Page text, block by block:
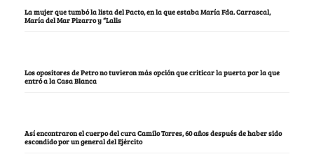
La mujer que tumbó la lista del Pacto, en la que estaba María Fda. Carrascal,
María del Mar Pizarro y “Lalis
Los opositores de Petro no tuvieron más opción que criticar la puerta por la que
entró a la Casa Blanca
Así encontraron el cuerpo del cura Camilo Torres, 60 años después de haber sido
escondido por un general del Ejército